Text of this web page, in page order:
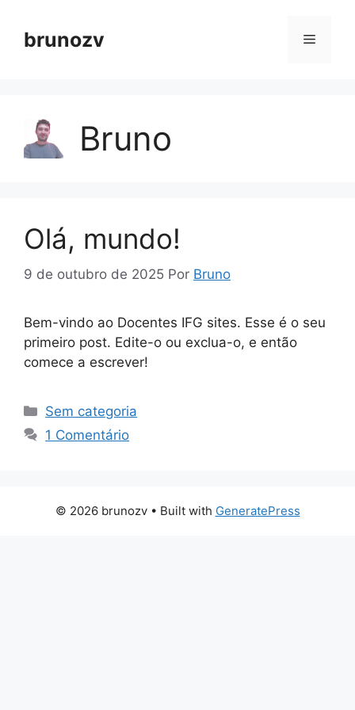
parabrunozv Menu
Bruno
Olá, mundo!
9 de outubro de 2025 Por Bruno
Bem-vindo ao Docentes IFG sites. Esse é o seu
primeiro post. Edite-o ou exclua-o, e então
comece a escrever!
Categorias
Sem categoria
1 Comentário
© 2026 brunozv• Built with GeneratePress